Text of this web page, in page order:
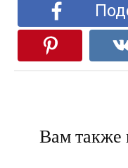
Вам также